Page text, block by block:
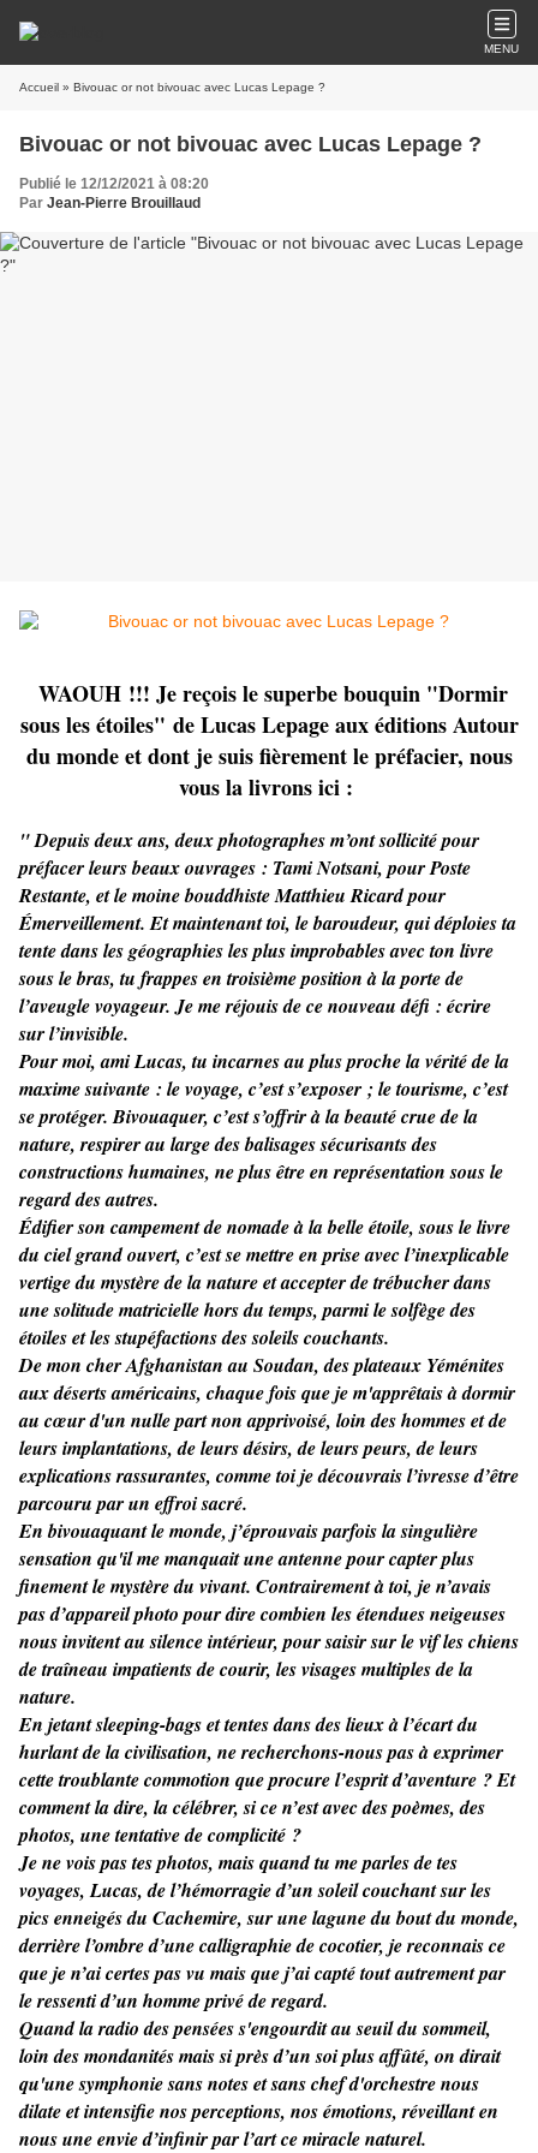
MENU
Accueil » Bivouac or not bivouac avec Lucas Lepage ?
Bivouac or not bivouac avec Lucas Lepage ?
Publié le 12/12/2021 à 08:20
Par Jean-Pierre Brouillaud
WAOUH !!! Je reçois le superbe bouquin "Dormir
sous les étoiles" de Lucas Lepage aux éditions Autour
du monde et dont je suis fièrement le préfacier, nous
vous la livrons ici :
" Depuis deux ans, deux photographes m’ont sollicité pour
préfacer leurs beaux ouvrages : Tami Notsani, pour Poste
Restante, et le moine bouddhiste Matthieu Ricard pour
Émerveillement. Et maintenant toi, le baroudeur, qui déploies ta
tente dans les géographies les plus improbables avec ton livre
sous le bras, tu frappes en troisième position à la porte de
l’aveugle voyageur. Je me réjouis de ce nouveau défi : écrire
sur l’invisible.
Pour moi, ami Lucas, tu incarnes au plus proche la vérité de la
maxime suivante : le voyage, c’est s’exposer ; le tourisme, c’est
se protéger. Bivouaquer, c’est s’offrir à la beauté crue de la
nature, respirer au large des balisages sécurisants des
constructions humaines, ne plus être en représentation sous le
regard des autres.
Édifier son campement de nomade à la belle étoile, sous le livre
du ciel grand ouvert, c’est se mettre en prise avec l’inexplicable
vertige du mystère de la nature et accepter de trébucher dans
une solitude matricielle hors du temps, parmi le solfège des
étoiles et les stupéfactions des soleils couchants.
De mon cher Afghanistan au Soudan, des plateaux Yéménites
aux déserts américains, chaque fois que je m'apprêtais à dormir
au cœur d'un nulle part non apprivoisé, loin des hommes et de
leurs implantations, de leurs désirs, de leurs peurs, de leurs
explications rassurantes, comme toi je découvrais l’ivresse d’être
parcouru par un effroi sacré.
En bivouaquant le monde, j’éprouvais parfois la singulière
sensation qu'il me manquait une antenne pour capter plus
finement le mystère du vivant. Contrairement à toi, je n’avais
pas d’appareil photo pour dire combien les étendues neigeuses
nous invitent au silence intérieur, pour saisir sur le vif les chiens
de traîneau impatients de courir, les visages multiples de la
nature.
En jetant sleeping-bags et tentes dans des lieux à l’écart du
hurlant de la civilisation, ne recherchons-nous pas à exprimer
cette troublante commotion que procure l’esprit d’aventure ? Et
comment la dire, la célébrer, si ce n’est avec des poèmes, des
photos, une tentative de complicité ?
Je ne vois pas tes photos, mais quand tu me parles de tes
voyages, Lucas, de l’hémorragie d’un soleil couchant sur les
pics enneigés du Cachemire, sur une lagune du bout du monde,
derrière l’ombre d’une calligraphie de cocotier, je reconnais ce
que je n’ai certes pas vu mais que j’ai capté tout autrement par
le ressenti d’un homme privé de regard.
Quand la radio des pensées s'engourdit au seuil du sommeil,
loin des mondanités mais si près d’un soi plus affûté, on dirait
qu'une symphonie sans notes et sans chef d'orchestre nous
dilate et intensifie nos perceptions, nos émotions, réveillant en
nous une envie d’infinir par l’art ce miracle naturel.